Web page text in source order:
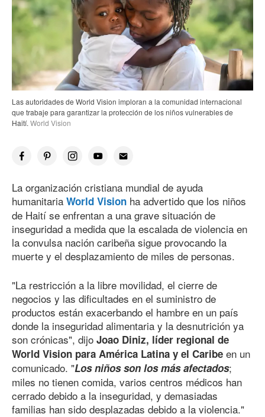
Las autoridades de World Vision imploran a la comunidad internacional
que trabaje para garantizar la protección de los niños vulnerables de
Haití.World Vision
La organización cristiana mundial de ayuda
humanitaria World Vision ha advertido que los niños
de Haití se enfrentan a una grave situación de
inseguridad a medida que la escalada de violencia en
la convulsa nación caribeña sigue provocando la
muerte y el desplazamiento de miles de personas.
"La restricción a la libre movilidad, el cierre de
negocios y las dificultades en el suministro de
productos están exacerbando el hambre en un país
donde la inseguridad alimentaria y la desnutrición ya
son crónicas", dijo Joao Diniz, líder regional de
World Vision para América Latina y el Caribe en un
comunicado. "Los niños son los más afectados;
miles no tienen comida, varios centros médicos han
cerrado debido a la inseguridad, y demasiadas
familias han sido desplazadas debido a la violencia."